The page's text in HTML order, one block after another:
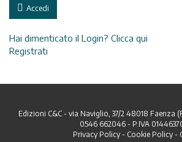
Accedi
Hai dimenticato il Login? Clicca qui
Registrati
Edizioni C&C - via Naviglio, 37/2 48018 Faenza
0546 662046 - P.IVA
Privacy Policy- Cookie Policy-